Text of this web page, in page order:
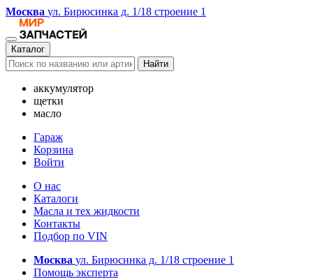
Москва ул. Бирюсинка д. 1/18 строение 1
Каталог
Найти
аккумулятор
щетки
масло
Гараж
Корзина
Войти
О нас
Каталоги
Масла и тех жидкости
Контакты
Подбор по VIN
Москва ул. Бирюсинка д. 1/18 строение 1
Помощь эксперта